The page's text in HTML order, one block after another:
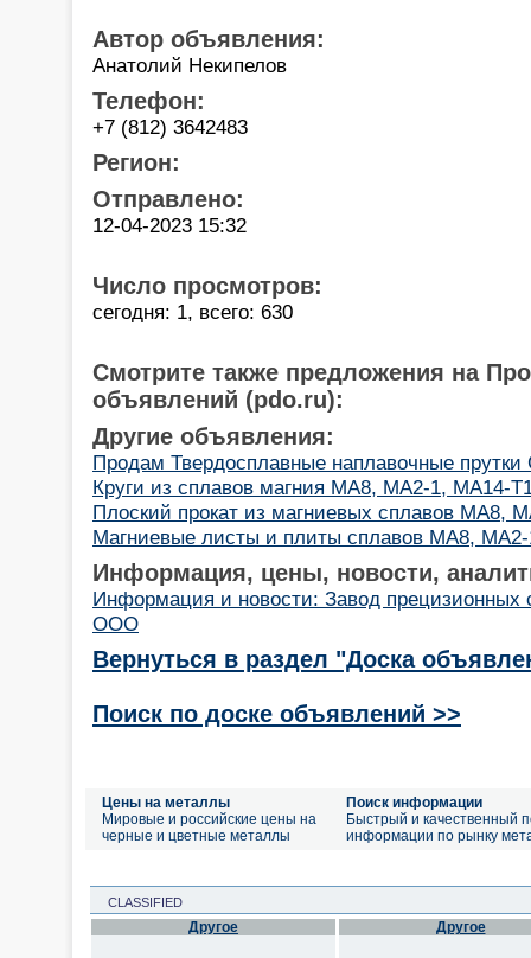
Автор объявления:
Анатолий Некипелов
Телефон:
+7 (812) 3642483
Регион:
Отправлено:
12-04-2023 15:32
Число просмотров:
сегодня: 1, всего: 630
Смотрите также предложения на
объявлений (pdo.ru):
Другие объявления:
Продам Твердосплавные наплавочные прутки
Круги из сплавов магния МА8, МА2-1, МА14-
Плоский прокат из магниевых сплавов
Магниевые листы и плиты сплавов МА8,
Информация, цены, новости,
Информация и новости: Завод прецизионных
ООО
Вернуться в раздел "Доска
Поиск по доске объявлений >>
Цены на металлы
Мировые и российские цены на
черные и цветные металлы
Поиск информации
Быстрый и качественный
информации по рынку
CLASSIFIED
Другое Другое